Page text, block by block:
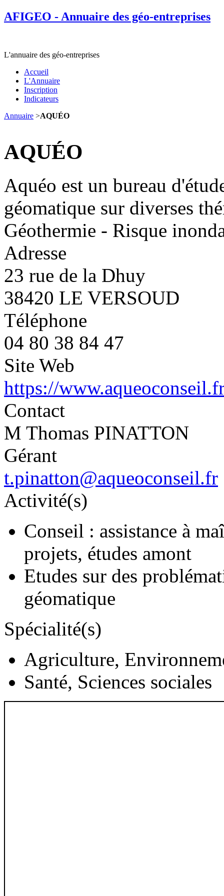
AFIGEO - Annuaire des géo-entreprises
L'annuaire des géo-entreprises
Accueil
L'Annuaire
Inscription
Indicateurs
Annuaire >AQUÉO
AQUÉO
Aquéo est un bureau
géomatique sur diverses
Géothermie - Risque
Adresse
23 rue de la Dhuy
38420 LE VERSOUD
Téléphone
04 80 38 84 47
Site Web
https://
Contact
M Thomas PINATTON
Gérant
t.pinatton@aqueoconseil.fr
Activité(s)
Conseil : assistance à
projets, études amont
Etudes sur des
géomatique
Spécialité(s)
Agriculture,
Santé, Sciences sociales